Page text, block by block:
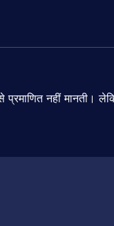
प्रमाणितनहींमानती।